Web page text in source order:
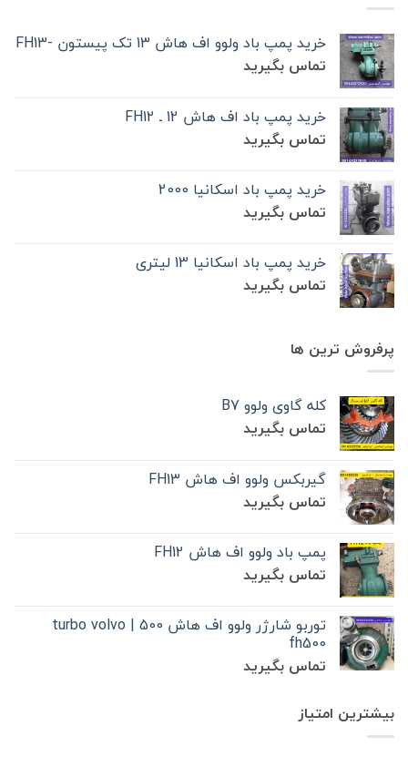
خرید پمپ باد ولوو اف هاش 13 تک‌ پیستون -FH13
تماس بگیرید
خرید پمپ باد اف هاش 12 ـ FH12
تماس بگیرید
خرید پمپ باد اسکانیا 2000
تماس بگیرید
خرید پمپ باد اسکانیا 13 لیتری
تماس بگیرید
پرفروش ترین ها
کله گاوی ولوو B7
تماس بگیرید
گیربکس ولوو اف هاش FH13
تماس بگیرید
پمپ باد ولوو اف هاش FH12
تماس بگیرید
توربو شارژر ولوو اف هاش 500 | turbo volvo
fh500
تماس بگیرید
بیشترین امتیاز